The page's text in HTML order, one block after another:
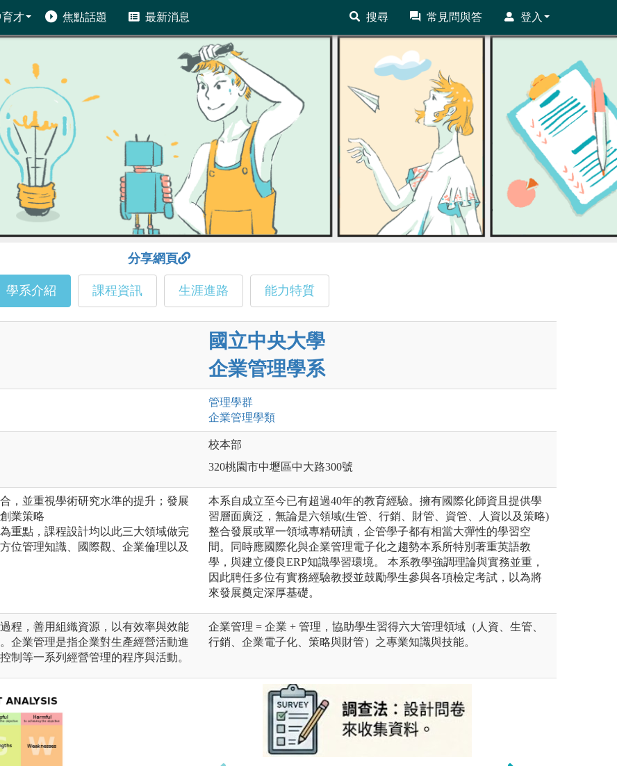
才 焦點話題 最新消息 搜尋 常見問與答 登入
分享網頁
學系介紹 課程資訊 生涯進路 能力特質
國立中央大學
企業管理學系
管理學群
企業管理學類
校本部
320桃園市中壢區中大路300號
，並重視學術研究水準的提升；發展
業策略
重點，課程設計均以此三大領域做完
位管理知識、國際觀、企業倫理以及
本系自成立至今已有超過40年的教育經驗。擁有國際化師資且提供學
習層面廣泛，無論是六領域(生管、行銷、財管、資管、人資以及策略)
整合發展或單一領域專精研讀，企管學子都有相當大彈性的學習空
間。同時應國際化與企業管理電子化之趨勢本系所特別著重英語教
學，與建立優良ERP知識學習環境。 本系教學強調理論與實務並重，
因此聘任多位有實務經驗教授並鼓勵學生參與各項檢定考試，以為將
來發展奠定深厚基礎。
程，善用組織資源，以有效率與效能
企業管理是指企業對生產經營活動進
制等一系列經營管理的程序與活動。
企業管理 = 企業 + 管理，協助學生習得六大管理領域（人資、生管、
行銷、企業電子化、策略與財管）之專業知識與技能。